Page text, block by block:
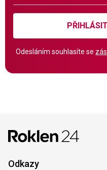
Odesláním souhlasíte se
Odkazy